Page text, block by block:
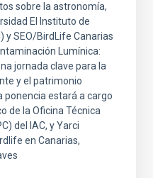
sobre la astronomía,
El Instituto de
y SEO/BirdLife Canarias
Lumínica:
jornada clave para la
y el patrimonio
ponencia estará a cargo
de la Oficina Técnica
del IAC, y Yarci
en Canarias,